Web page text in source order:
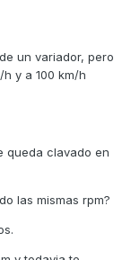
un variador, pero
y a 100 km/h
queda clavado en
las mismas rpm?